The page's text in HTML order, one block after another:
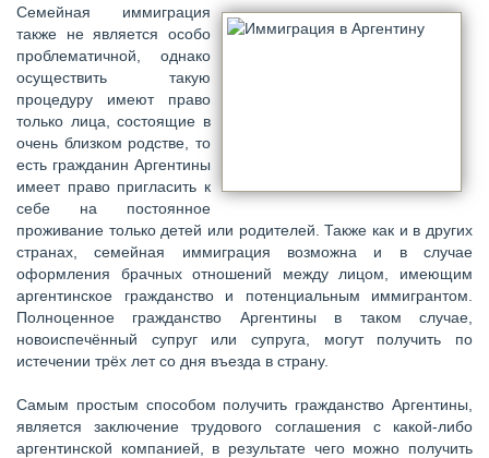
Семейная иммиграция
также не является особо
проблематичной, однако
осуществить такую
процедуру имеют право
только лица, состоящие в
очень близком родстве, то
есть гражданин Аргентины
имеет право пригласить к
себе на постоянное
проживание только детей или родителей. Также как и в других
странах, семейная иммиграция возможна и в случае
оформления брачных отношений между лицом, имеющим
аргентинское гражданство и потенциальным иммигрантом.
Полноценное гражданство Аргентины в таком случае,
новоиспечённый супруг или супруга, могут получить по
истечении трёх лет со дня въезда в страну.
Самым простым способом получить гражданство Аргентины,
является заключение трудового соглашения с какой-либо
аргентинской компанией, в результате чего можно получить